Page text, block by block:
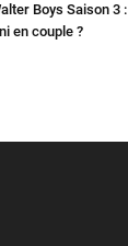
Boys Saison 3 :
en couple ?